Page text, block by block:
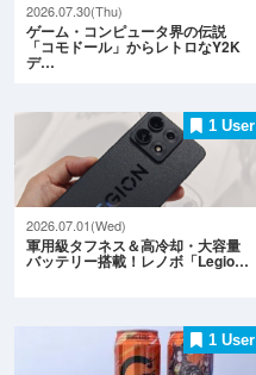
2026.07.30(Thu)
ゲーム・コンピュータ界の伝説
「コモドール」からレトロなY2K
デ…
1 User
2026.07.01(Wed)
軍用級タフネス＆高冷却・大容量
バッテリー搭載！レノボ「Legio…
1 User